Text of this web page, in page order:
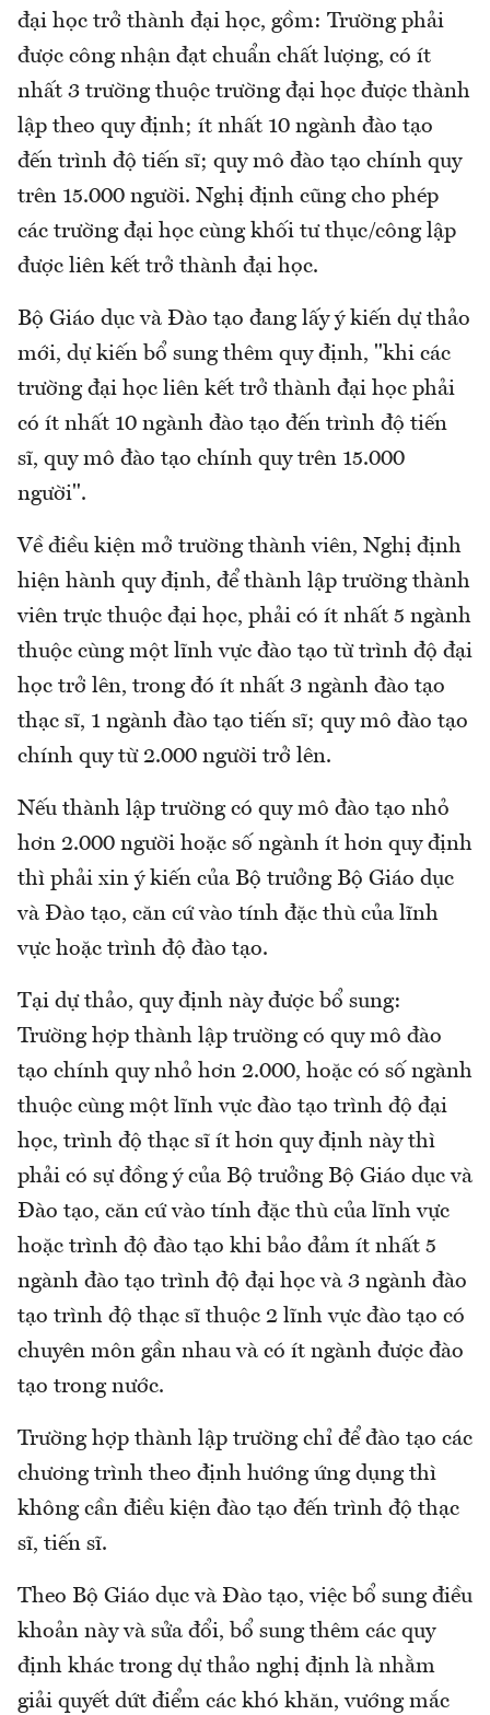
đại học trở thành đại học, gồm: Trường phải
được công nhận đạt chuẩn chất lượng, có ít
nhất 3 trường thuộc trường đại học được thành
lập theo quy định; ít nhất 10 ngành đào tạo
đến trình độ tiến sĩ; quy mô đào tạo chính quy
trên 15.000 người. Nghị định cũng cho phép
các trường đại học cùng khối tư thục/công lập
được liên kết trở thành đại học.
Bộ Giáo dục và Đào tạo đang lấy ý kiến dự thảo
mới, dự kiến bổ sung thêm quy định, "khi các
trường đại học liên kết trở thành đại học phải
có ít nhất 10 ngành đào tạo đến trình độ tiến
sĩ, quy mô đào tạo chính quy trên 15.000
người".
Về điều kiện mở trường thành viên, Nghị định
hiện hành quy định, để thành lập trường thành
viên trực thuộc đại học, phải có ít nhất 5 ngành
thuộc cùng một lĩnh vực đào tạo từ trình độ đại
học trở lên, trong đó ít nhất 3 ngành đào tạo
thạc sĩ, 1 ngành đào tạo tiến sĩ; quy mô đào tạo
chính quy từ 2.000 người trở lên.
Nếu thành lập trường có quy mô đào tạo nhỏ
hơn 2.000 người hoặc số ngành ít hơn quy định
thì phải xin ý kiến của Bộ trưởng Bộ Giáo dục
và Đào tạo, căn cứ vào tính đặc thù của lĩnh
vực hoặc trình độ đào tạo.
Tại dự thảo, quy định này được bổ sung:
Trường hợp thành lập trường có quy mô đào
tạo chính quy nhỏ hơn 2.000, hoặc có số ngành
thuộc cùng một lĩnh vực đào tạo trình độ đại
học, trình độ thạc sĩ ít hơn quy định này thì
phải có sự đồng ý của Bộ trưởng Bộ Giáo dục và
Đào tạo, căn cứ vào tính đặc thù của lĩnh vực
hoặc trình độ đào tạo khi bảo đảm ít nhất 5
ngành đào tạo trình độ đại học và 3 ngành đào
tạo trình độ thạc sĩ thuộc 2 lĩnh vực đào tạo có
chuyên môn gần nhau và có ít ngành được đào
tạo trong nước.
Trường hợp thành lập trường chỉ để đào tạo các
chương trình theo định hướng ứng dụng thì
không cần điều kiện đào tạo đến trình độ thạc
sĩ, tiến sĩ.
Theo Bộ Giáo dục và Đào tạo, việc bổ sung điều
khoản này và sửa đổi, bổ sung thêm các quy
định khác trong dự thảo nghị định là nhằm
giải quyết dứt điểm các khó khăn, vướng mắc